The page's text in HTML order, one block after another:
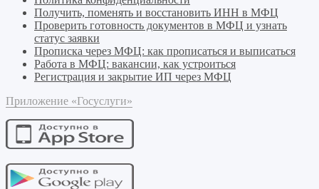
Получить, поменять и восстановить ИНН в МФЦ
Проверить готовность документов в МФЦ и узнать
статус заявки
Прописка через МФЦ: как прописаться и выписаться
Работа в МФЦ: вакансии, как устроиться
Регистрация и закрытие ИП через МФЦ
Приложение «Госуслуги»